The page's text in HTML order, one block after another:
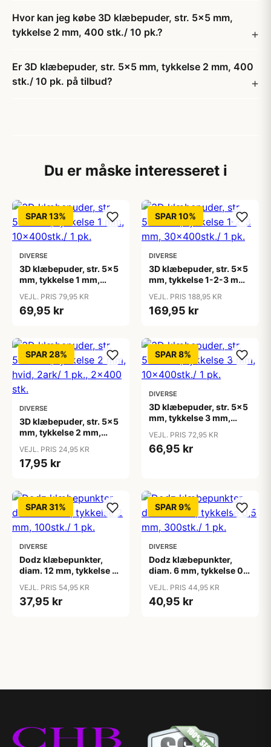
Hvor kan jeg købe 3D klæbepuder, str. 5x5 mm,
tykkelse 2 mm, 400 stk./ 10 pk.?
Er 3D klæbepuder, str. 5x5 mm, tykkelse 2 mm, 400
stk./ 10 pk. på tilbud?
Du er måske interesseret i
SPAR 13%
DIVERSE
3D klæbepuder, str. 5x5
mm, tykkelse 1 mm,
VEJL. PRIS 79,95 KR
69,95 kr
SPAR 10%
DIVERSE
3D klæbepuder, str. 5x5
mm, tykkelse 1-2-3 mm,
VEJL. PRIS 188,95 KR
169,95 kr
SPAR 28%
DIVERSE
3D klæbepuder, str. 5x5
mm, tykkelse 2 mm,
stk.
VEJL. PRIS 24,95 KR
17,95 kr
SPAR 8%
DIVERSE
3D klæbepuder, str. 5x5
mm, tykkelse 3 mm,
VEJL. PRIS 72,95 KR
66,95 kr
SPAR 31%
DIVERSE
Dodz klæbepunkter,
diam. 12 mm, tykkelse 2
VEJL. PRIS 54,95 KR
37,95 kr
SPAR 9%
DIVERSE
Dodz klæbepunkter,
diam. 6 mm, tykkelse 0,5
VEJL. PRIS 44,95 KR
40,95 kr